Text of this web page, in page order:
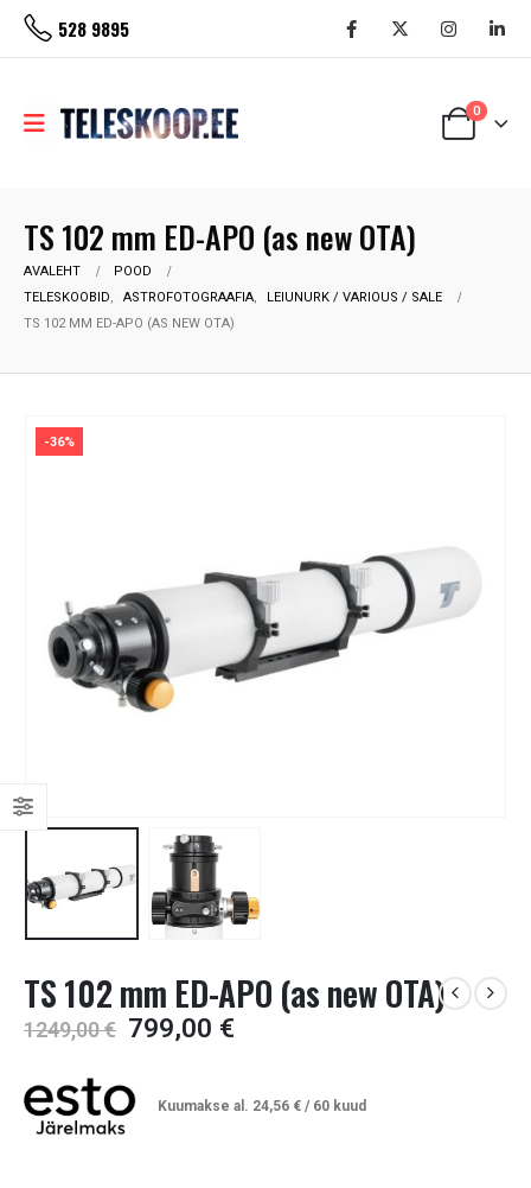
528 9895
0
TS 102 mm ED-APO (as new OTA)
AVALEHT
POOD
TELESKOOBID, ASTROFOTOGRAAFIA,
LEIUNURK / VARIOUS / SALE
TS 102 MM ED-APO (AS NEW OTA)
-36%
TS 102 mm ED-APO (as new OTA)
1249,00€ Algne
oli:
1249,00 €.
799,00 €Current
799,00 €.
Kuumakse al. 24,56 € / 60 kuud